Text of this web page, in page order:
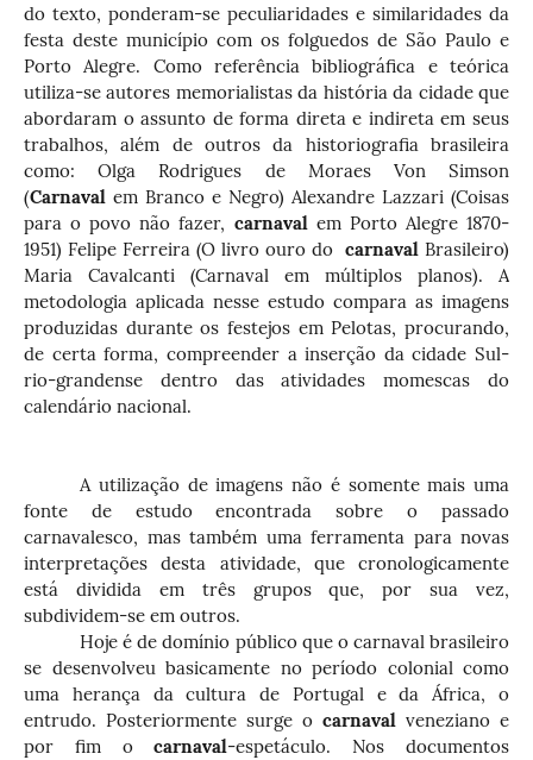
do texto, ponderam-se peculiaridades e similaridades da
festa deste município com os folguedos de São Paulo e
Porto Alegre. Como referência bibliográfica e teórica
utiliza-se autores memorialistas da história da cidade que
abordaram o assunto de forma direta e indireta em seus
trabalhos, além de outros da historiografia brasileira
como: Olga Rodrigues de Moraes Von Simson
(Carnaval em Branco e Negro) Alexandre Lazzari (Coisas
para o povo não fazer, carnaval em Porto Alegre 1870-
1951) Felipe Ferreira (O livro ouro do carnaval Brasileiro)
Maria Cavalcanti (Carnaval em múltiplos planos). A
metodologia aplicada nesse estudo compara as imagens
produzidas durante os festejos em Pelotas, procurando,
de certa forma, compreender a inserção da cidade Sul-
rio-grandense dentro das atividades momescas do
calendário nacional.
A utilização de imagens não é somente mais uma
fonte de estudo encontrada sobre o passado
carnavalesco, mas também uma ferramenta para novas
interpretações desta atividade, que cronologicamente
está dividida em três grupos que, por sua vez,
subdividem-se em outros.
Hoje é de domínio público que o carnaval brasileiro
se desenvolveu basicamente no período colonial como
uma herança da cultura de Portugal e da África, o
entrudo. Posteriormente surge o carnaval veneziano e
por fim ocarnaval-espetáculo. Nos documentos